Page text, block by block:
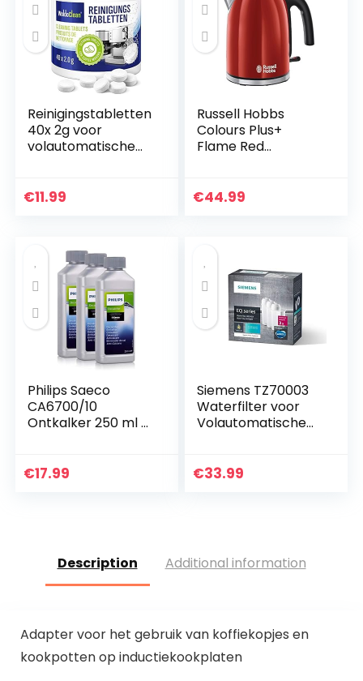
Reinigingstabletten
40x 2g voor
volautomatische
met alle merken
€11.99
Russell Hobbs
Colours Plus+
Flame Red
Snelkookfunctie,
€44.99
Philips Saeco
CA6700/10
Ontkalker 250 ml –
(verpakking van 3)
€17.99
Siemens TZ70003
Waterfilter voor
Volautomatische
€33.99
Description Additional information
Adapter voor het gebruik van koffiekopjes en
kookpotten op inductiekookplaten